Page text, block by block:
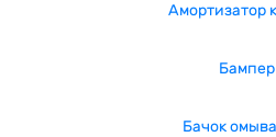
Амортизатор
Бампер
Бачок